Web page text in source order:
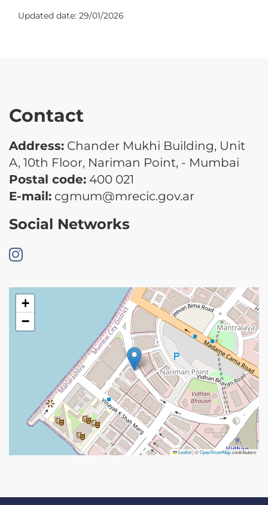
Updated date: 29/01/2026
Contact
Address: Chander Mukhi Building, Unit
A, 10th Floor, Nariman Point, - Mumbai
Postal code: 400 021
E-mail: cgmum@mrecic.gov.ar
Social Networks
+
−
Leaflet|©OpenStreetMapcontributors